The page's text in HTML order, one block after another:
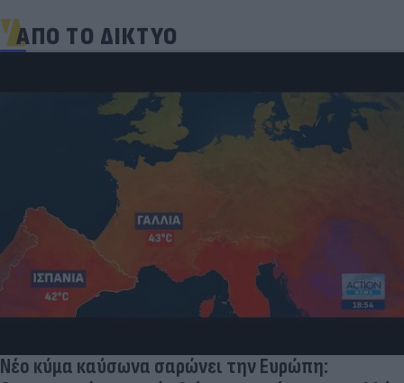
ΑΠΟ ΤΟ ΔΙΚΤΥΟ
Νέο κύμα καύσωνα σαρώνει την Ευρώπη: